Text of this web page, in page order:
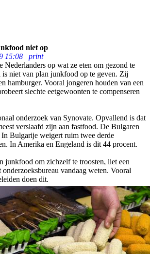
niet op
15:08
print
op wat ze eten om gezond te
niet van plan junkfood op te geven. Zij
hamburger. Vooral jongeren houden van een
slechte eetgewoonten te compenseren
onderzoek van Synovate. Opvallend is dat
verslaafd zijn aan fastfood. De Bulgaren
In Bulgarije weigert ruim twee derde
In Amerika en Engeland is dit 44 procent.
junkfood om zichzelf te troosten, liet een
vandaag weten. Vooral
doen dit.